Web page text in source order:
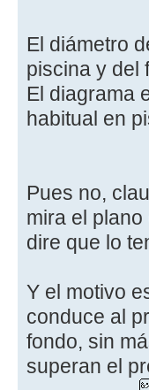
El diámetro
piscina y del
El diagrama
habitual en
Pues no,
mira el
dire que lo
Y el motivo
conduce al
fondo, sin
superan el